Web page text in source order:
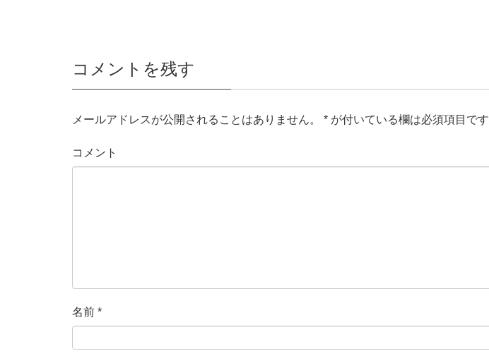
コメントを残す
メールアドレスが公開されることはありません。 * が付いている欄は必須項目です
コメント
名前 *